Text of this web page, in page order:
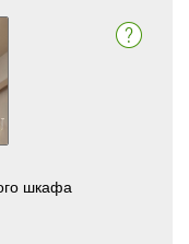
шкафа